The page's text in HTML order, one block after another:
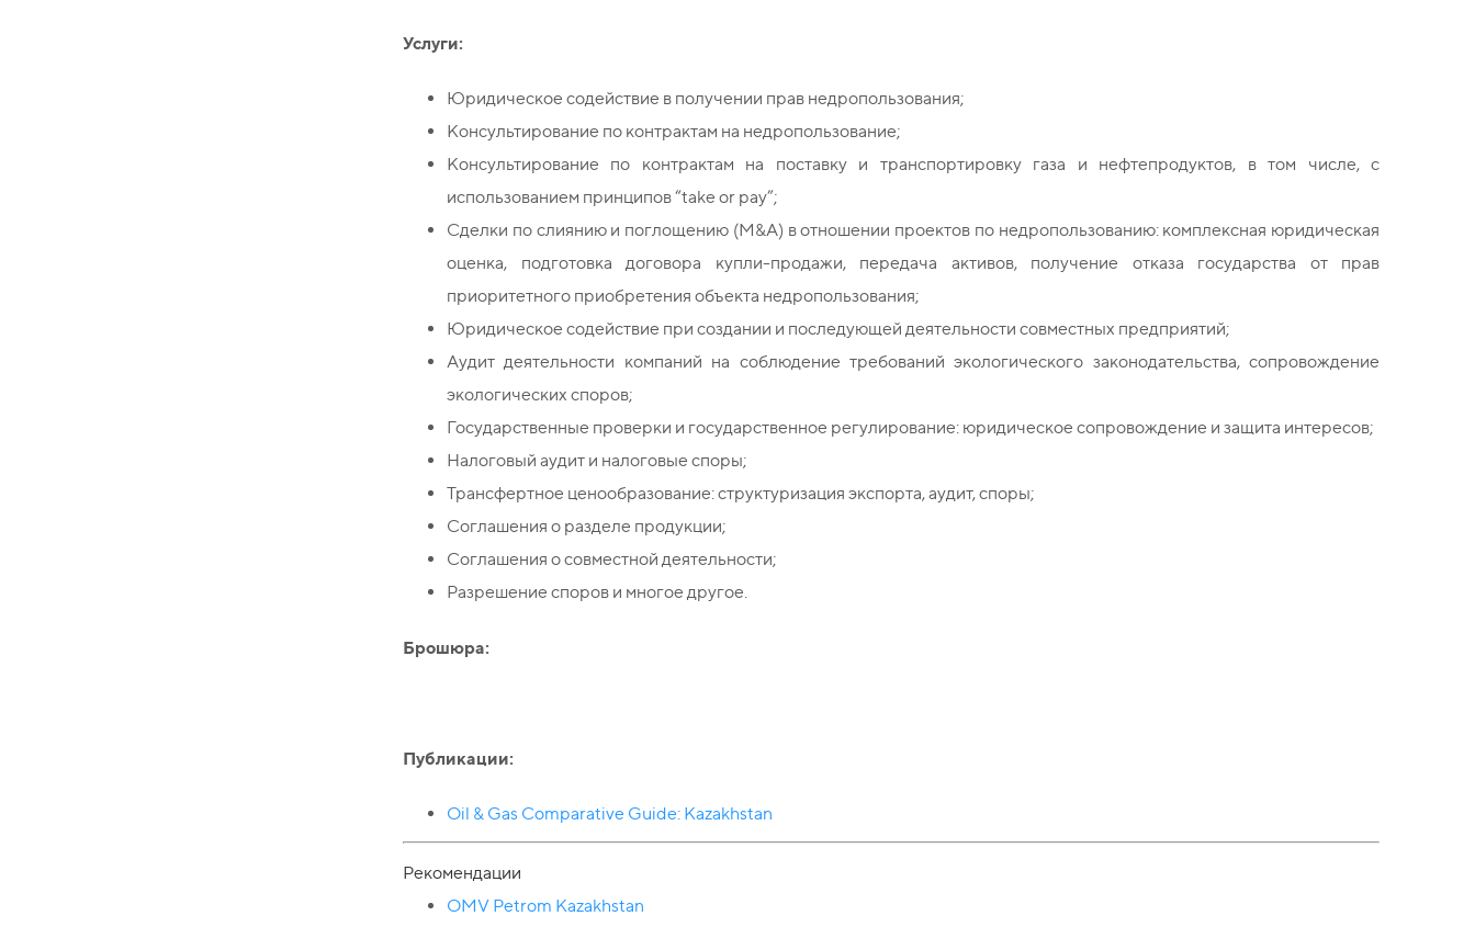
Услуги:
Юридическое содействие в получении прав недропользования;
Консультирование по контрактам на недропользование;
Консультирование по контрактам на поставку и транспортировку газа и нефтепродуктов, в том числе, с
использованием принципов “take or pay”;
Сделки по слиянию и поглощению (M&A) в отношении проектов по недропользованию: комплексная юридическая
оценка, подготовка договора купли-продажи, передача активов, получение отказа государства от прав
приоритетного приобретения объекта недропользования;
Юридическое содействие при создании и последующей деятельности совместных предприятий;
Аудит деятельности компаний на соблюдение требований экологического законодательства, сопровождение
экологических споров;
Государственные проверки и государственное регулирование: юридическое сопровождение и защита интересов;
Налоговый аудит и налоговые споры;
Трансфертное ценообразование: структуризация экспорта, аудит, споры;
Соглашения о разделе продукции;
Соглашения о совместной деятельности;
Разрешение споров и многое другое.
Брошюра:
Публикации:
Oil & Gas Comparative Guide: Kazakhstan
Рекомендации
OMV Petrom Kazakhstan